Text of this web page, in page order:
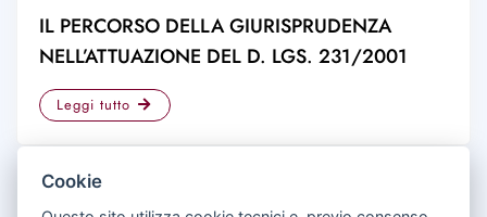
IL PERCORSO DELLA GIURISPRUDENZA
NELL’ATTUAZIONE DEL D. LGS. 231/2001
Leggi tutto
Cookie